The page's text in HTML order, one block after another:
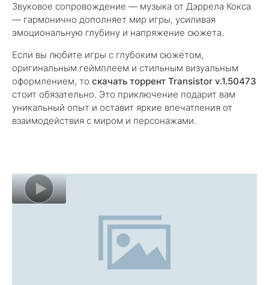
Звуковое сопровождение — музыка от Дэррела Кокса
— гармонично дополняет мир игры, усиливая
эмоциональную глубину и напряжение сюжета.
Если вы любите игры с глубоким сюжетом,
оригинальным геймплеем и стильным визуальным
оформлением, то скачать торрент Transistor v.1.50473
стоит обязательно. Это приключение подарит вам
уникальный опыт и оставит яркие впечатления от
взаимодействия с миром и персонажами.